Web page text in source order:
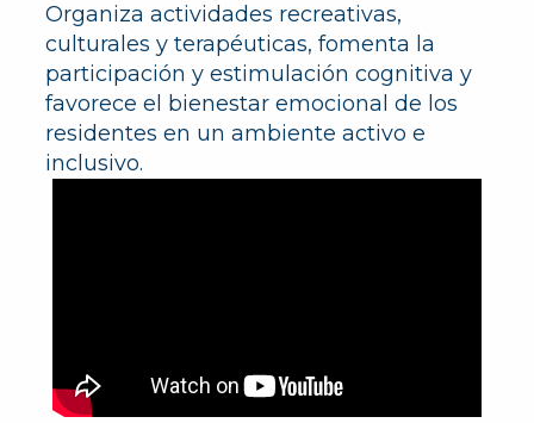
Organiza actividades recreativas,
culturales y terapéuticas, fomenta la
participación y estimulación cognitiva y
favorece el bienestar emocional de los
residentes en un ambiente activo e
inclusivo.